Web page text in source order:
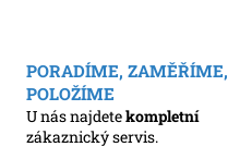
PORADÍME, ZAMĚŘÍME,
POLOŽÍME
U nás najdetekompletní
zákaznický servis.